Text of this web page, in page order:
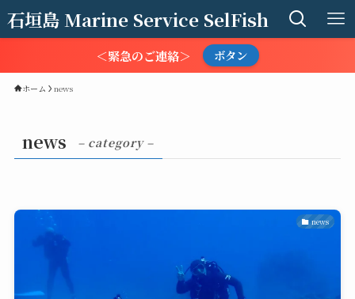
石垣島 Marine Service SelFish
＜緊急のご連絡＞ ボタン
ホーム news
news – category –
news